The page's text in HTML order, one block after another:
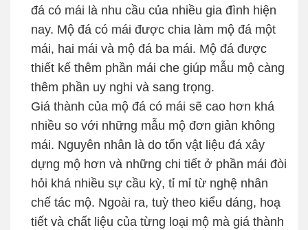
đá có mái là nhu cầu của nhiều gia đình hiện
nay. Mộ đá có mái được chia làm mộ đá một
mái, hai mái và mộ đá ba mái. Mộ đá được
thiết kế thêm phần mái che giúp mẫu mộ càng
thêm phần uy nghi và sang trọng.
Giá thành của mộ đá có mái sẽ cao hơn khá
nhiều so với những mẫu mộ đơn giản không
mái. Nguyên nhân là do tốn vật liệu đá xây
dựng mộ hơn và những chi tiết ở phần mái đòi
hỏi khá nhiều sự cầu kỳ, tỉ mỉ từ nghệ nhân
chế tác mộ. Ngoài ra, tuỳ theo kiểu dáng, hoạ
tiết và chất liệu của từng loại mộ mà giá thành